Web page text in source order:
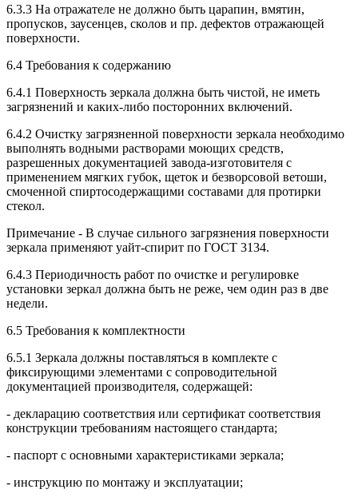
6.3.3 На отражателе не должно быть царапин, вмятин,
пропусков, заусенцев, сколов и пр. дефектов отражающей
поверхности.
6.4 Требования к содержанию
6.4.1 Поверхность зеркала должна быть чистой, не иметь
загрязнений и каких-либо посторонних включений.
6.4.2 Очистку загрязненной поверхности зеркала необходимо
выполнять водными растворами моющих средств,
разрешенных документацией завода-изготовителя с
применением мягких губок, щеток и безворсовой ветоши,
смоченной спиртосодержащими составами для протирки
стекол.
Примечание - В случае сильного загрязнения поверхности
зеркала применяют уайт-спирит по ГОСТ 3134.
6.4.3 Периодичность работ по очистке и регулировке
установки зеркал должна быть не реже, чем один раз в две
недели.
6.5 Требования к комплектности
6.5.1 Зеркала должны поставляться в комплекте с
фиксирующими элементами с сопроводительной
документацией производителя, содержащей:
- декларацию соответствия или сертификат соответствия
конструкции требованиям настоящего стандарта;
- паспорт с основными характеристиками зеркала;
- инструкцию по монтажу и эксплуатации;